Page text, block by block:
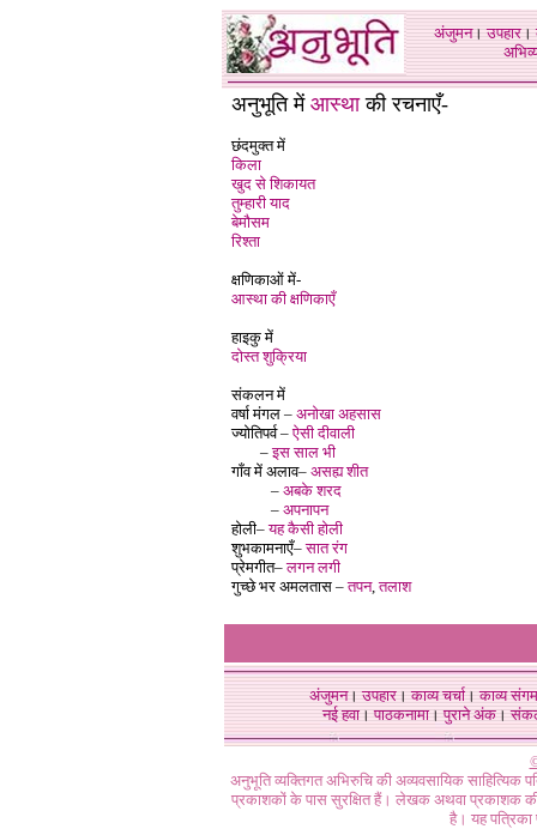
अंजुमन।उपहार।
अनुभूति में आस्थाकी रचनाएँ-
छंदमुक्त में
किला
खुद से शिकायत
तुम्हारी याद
बेमौसम
रिश्ता
क्षणिकाओं में-
आस्था की क्षणिकाएँ
हाइकु में
दोस्त शुक्रिया
संकलन में
वर्षा मंगल – अनोखा अहसास
ज्योतिपर्व –ऐसी दीवाली
–इस साल भी
गाँव में अलाव– असह्य शीत
– अबके शरद
– अपनापन
होली–यह कैसी होली
शुभकामनाएँ–सात रंग
प्रेमगीत–लगन लगी
गुच्छे भर अमलतास –तपन,तलाश
अंजुमन।उपहार।काव्य चर्चा।काव्य संगम
नई हवा। पाठकनामा। पुराने अंक।
अनुभूति व्यक्तिगत अभिरुचि की अव्यवसायिक
प्रकाशकों के पास सुरक्षित हैं। लेखक अथवा प्रकाशक की
है। यह पत्रिका